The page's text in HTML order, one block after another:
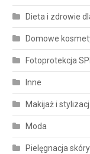
Dieta i zdrowie
Domowe
Fotoprotekcja
Inne
Makijaż i
Moda
Pielęgnacja